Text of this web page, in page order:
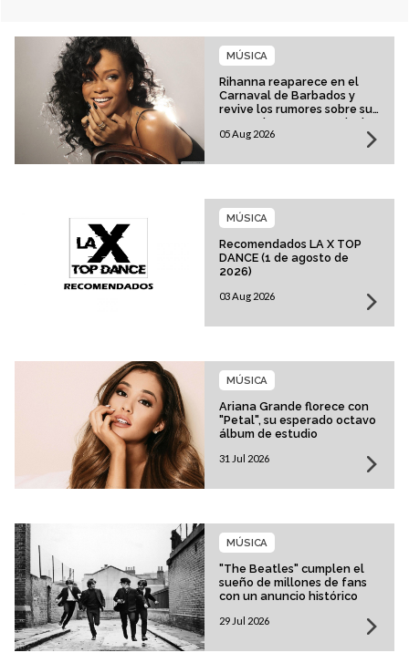
Rihanna reaparece en el
Carnaval de Barbados y
revive los rumores sobre su
esperado regreso musical
MÚSICA
05 Aug 2026
Recomendados LA X TOP
DANCE (1 de agosto de
2026)
MÚSICA
03 Aug 2026
Ariana Grande florece con
"Petal", su esperado octavo
álbum de estudio
MÚSICA
31 Jul 2026
"The Beatles" cumplen el
sueño de millones de fans
con un anuncio histórico
MÚSICA
29 Jul 2026